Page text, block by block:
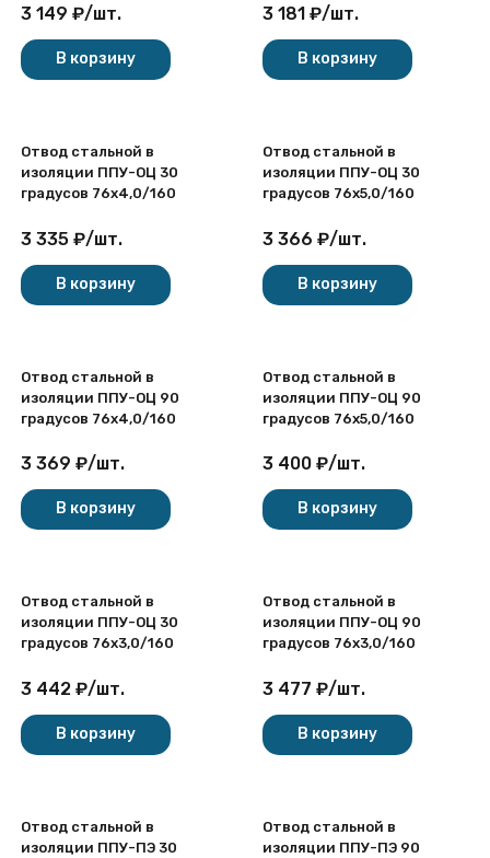
3 149 ₽/шт.
В корзину
3 181 ₽/шт.
В корзину
Отвод стальной в
изоляции ППУ-ОЦ 30
градусов 76х4,0/160
3 335 ₽/шт.
В корзину
Отвод стальной в
изоляции ППУ-ОЦ 30
градусов 76х5,0/160
3 366 ₽/шт.
В корзину
Отвод стальной в
изоляции ППУ-ОЦ 90
градусов 76х4,0/160
3 369 ₽/шт.
В корзину
Отвод стальной в
изоляции ППУ-ОЦ 90
градусов 76х5,0/160
3 400 ₽/шт.
В корзину
Отвод стальной в
изоляции ППУ-ОЦ 30
градусов 76х3,0/160
3 442 ₽/шт.
В корзину
Отвод стальной в
изоляции ППУ-ОЦ 90
градусов 76х3,0/160
3 477 ₽/шт.
В корзину
Отвод стальной в
изоляции ППУ-ПЭ 30
Отвод стальной в
изоляции ППУ-ПЭ 90